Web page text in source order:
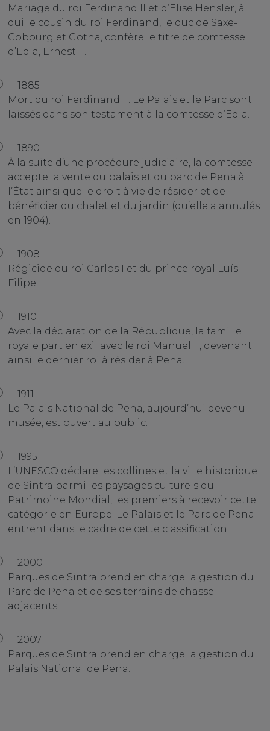
Mariage du roi Ferdinand II et d’Elise Hensler, à
qui le cousin du roi Ferdinand, le duc de Saxe-
Cobourg et Gotha, confère le titre de comtesse
d’Edla, Ernest II.
1885
Mort du roi Ferdinand II. Le Palais et le Parc sont
laissés dans son testament à la comtesse d’Edla.
1890
À la suite d’une procédure judiciaire, la comtesse
accepte la vente du palais et du parc de Pena à
l’État ainsi que le droit à vie de résider et de
bénéficier du chalet et du jardin (qu’elle a annulés
en 1904).
1908
Régicide du roi Carlos I et du prince royal Luís
Filipe.
1910
Avec la déclaration de la République, la famille
royale part en exil avec le roi Manuel II, devenant
ainsi le dernier roi à résider à Pena.
1911
Le Palais National de Pena, aujourd’hui devenu
musée, est ouvert au public.
1995
L’UNESCO déclare les collines et la ville historique
de Sintra parmi les paysages culturels du
Patrimoine Mondial, les premiers à recevoir cette
catégorie en Europe. Le Palais et le Parc de Pena
entrent dans le cadre de cette classification.
2000
Parques de Sintra prend en charge la gestion du
Parc de Pena et de ses terrains de chasse
adjacents.
2007
Parques de Sintra prend en charge la gestion du
Palais National de Pena.